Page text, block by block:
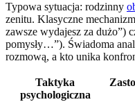
Typowa sytuacja: rodzinny
zenitu. Klasyczne
zawsze wydajesz za dużo”)
pomysły…”). Świadoma
rozmową, a kto unika
Taktyka
psychologiczna